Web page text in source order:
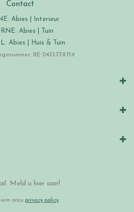
Contact
Abies | Interieur
Abies | Tuin
Abies | Huis & Tuin
BE 0433.778.159
Meld u hier aan!
onze privacy policy.